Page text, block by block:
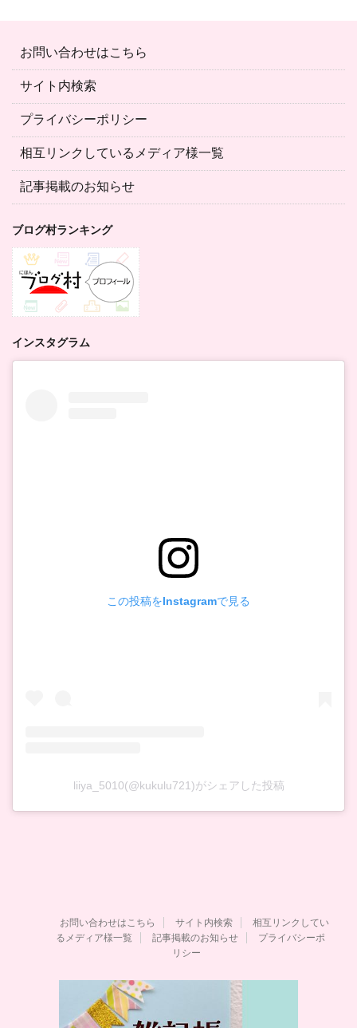
お問い合わせはこちら
サイト内検索
プライバシーポリシー
相互リンクしているメディア様一覧
記事掲載のお知らせ
ブログ村ランキング
インスタグラム
この投稿をInstagramで見る
liiya_5010(@kukulu721)がシェアした投稿
お問い合わせはこちら サイト内検索
相互リンクしてい
るメディア様一覧
記事掲載のお知らせ
プライバシーポ
リシー